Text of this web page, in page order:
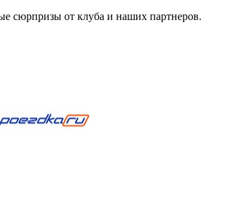
сюрпризы от клуба и наших партнеров.